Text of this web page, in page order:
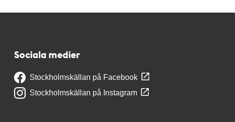
Sociala medier
Stockholmskällan på Facebook
Stockholmskällan på Instagram